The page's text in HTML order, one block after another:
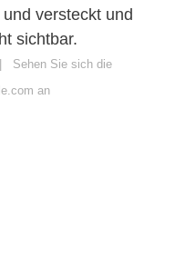
versteckt und
sichtbar.
Sehen Sie sich die
an